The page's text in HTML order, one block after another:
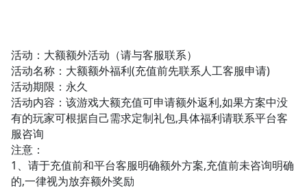
活动：大额额外活动（请与客服联系）
活动名称：大额额外福利(充值前先联系人工客服申请)
活动期限：永久
活动内容：该游戏大额充值可申请额外返利,如果方案中没
有的玩家可根据自己需求定制礼包,具体福利请联系平台客
服咨询
注意：
1、请于充值前和平台客服明确额外方案,充值前未咨询明确
的,一律视为放弃额外奖励